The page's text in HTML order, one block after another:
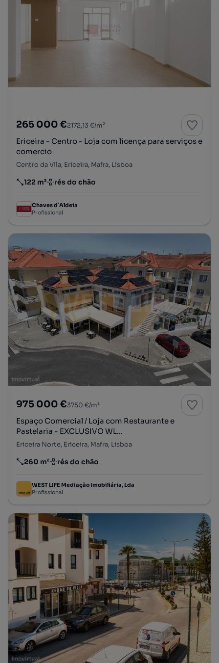
265 000 €2172,13 €/m²
Ericeira - Centro - Loja com licença para serviços e
comercio
Centro da Vila, Ericeira, Mafra, Lisboa
Preço por metro quadrado
122 m²
Andar rés do chão
Chaves d´Aldeia
Profissional
975 000 €3750 €/m²
Espaço Comercial / Loja com Restaurante e
Pastelaria - EXCLUSIVO WL...
Ericeira Norte, Ericeira, Mafra, Lisboa
Preço por metro quadrado
260 m²
Andar rés do chão
WEST LIFE Mediação Imobiliária, Lda
Profissional